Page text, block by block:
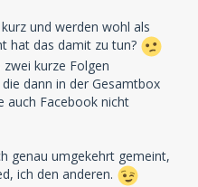
und werden wohl als
hat das damit zu tun?
kurze Folgen
dann in der Gesamtbox
auch Facebook nicht
genau umgekehrt gemeint,
ich den anderen.